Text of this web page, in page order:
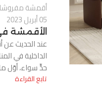
أقمشة
05 أبريل 2023
الأقمشة
عند الحديث عن
الداخلية في
حدٍّ سواء، أوّل
تابع القراءة